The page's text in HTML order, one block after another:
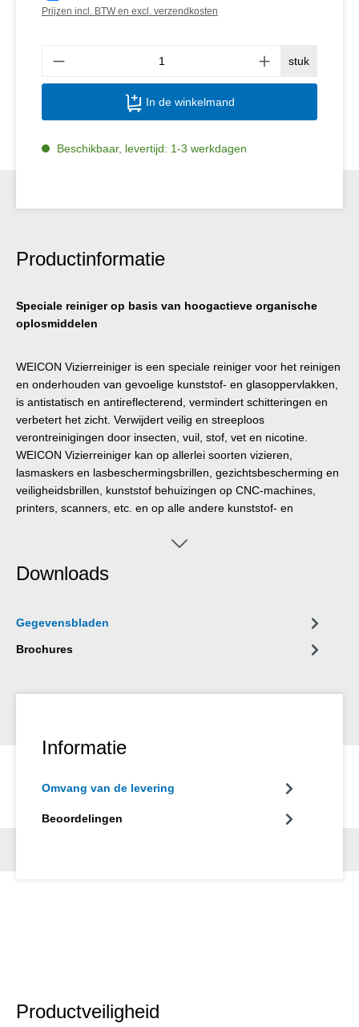
Prijzen incl. BTW en excl. verzendkosten
stuk
In de winkelmand
Beschikbaar, levertijd: 1-3 werkdagen
Productinformatie
Speciale reiniger op basis van hoogactieve organische
oplosmiddelen
WEICON Vizierreiniger is een speciale reiniger voor het reinigen
en onderhouden van gevoelige kunststof- en glasoppervlakken,
is antistatisch en antireflecterend, vermindert schitteringen en
verbetert het zicht. Verwijdert veilig en streeploos
verontreinigingen door insecten, vuil, stof, vet en nicotine.
WEICON Vizierreiniger kan op allerlei soorten vizieren,
lasmaskers en lasbeschermingsbrillen, gezichtsbescherming en
veiligheidsbrillen, kunststof behuizingen op CNC-machines,
printers, scanners, etc. en op alle andere kunststof- en
Downloads
Gegevensbladen
Brochures
Informatie
Omvang van de levering
Beoordelingen
Productveiligheid